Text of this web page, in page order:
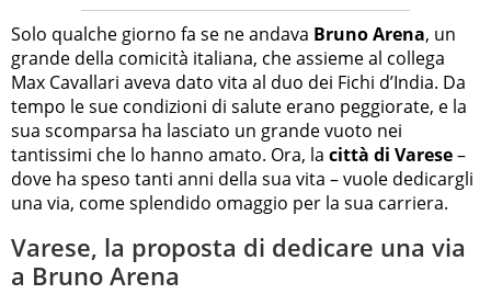
Solo qualche giorno fa se ne andava Bruno Arena, un
grande della comicità italiana, che assieme al collega
Max Cavallari aveva dato vita al duo dei Fichi d’India. Da
tempo le sue condizioni di salute erano peggiorate, e la
sua scomparsa ha lasciato un grande vuoto nei
tantissimi che lo hanno amato. Ora, la città di Varese–
dove ha speso tanti anni della sua vita – vuole dedicargli
una via, come splendido omaggio per la sua carriera.
Varese, la proposta di dedicare una via
a Bruno Arena